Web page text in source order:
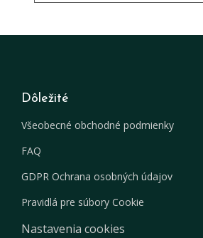
Dôležité
Všeobecné obchodné podmienky
FAQ
GDPR Ochrana osobných údajov
Pravidlá pre súbory Cookie
Nastavenia cookies